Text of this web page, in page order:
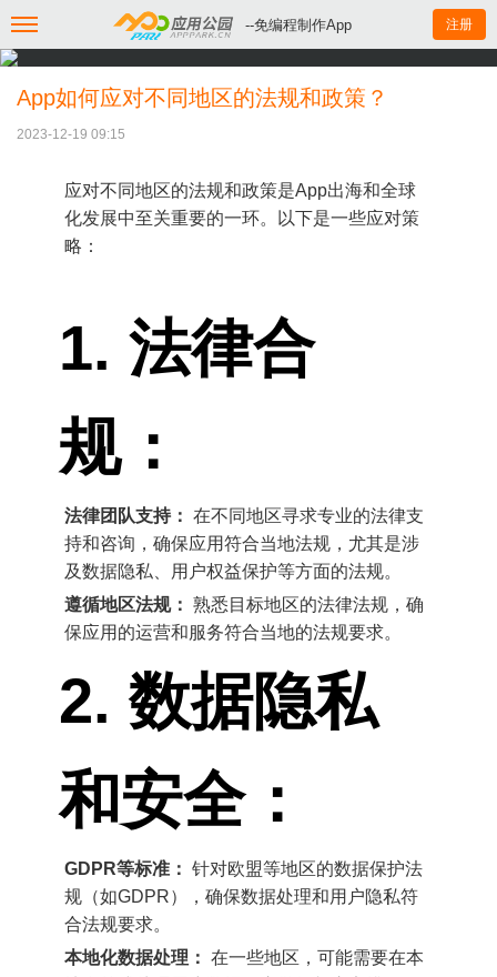
--免编程制作App 注册
App如何应对不同地区的法规和政策？
2023-12-19 09:15
应对不同地区的法规和政策是App出海和全球
化发展中至关重要的一环。以下是一些应对策
略：
1. 法律合
规：
法律团队支持： 在不同地区寻求专业的法律支
持和咨询，确保应用符合当地法规，尤其是涉
及数据隐私、用户权益保护等方面的法规。
遵循地区法规： 熟悉目标地区的法律法规，确
保应用的运营和服务符合当地的法规要求。
2. 数据隐私
和安全：
GDPR等标准： 针对欧盟等地区的数据保护法
规（如GDPR），确保数据处理和用户隐私符
合法规要求。
本地化数据处理： 在一些地区，可能需要在本